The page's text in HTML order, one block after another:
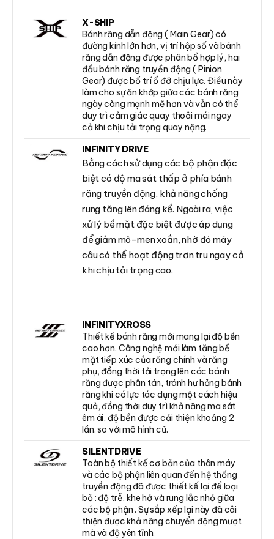
X-SHIP
Bánh răng dẫn động ( Main Gear) có
đường kính lớn hơn, vị trí hộp số và bánh
răng dẫn động được phân bổ hợp lý, hai
đầu bánh răng truyền động ( Pinion
Gear) được bố trí ổ đỡ chịu lực. Điều này
làm cho sự ăn khớp giữa các bánh răng
ngày càng mạnh mẽ hơn và vẫn có thể
duy trì cảm giác quay thoải mái ngay
cả khi chịu tải trọng quay nặng.
INFINITY DRIVE
Bằng cách sử dụng các bộ phận đặc
biệt có độ ma sát thấp ở phía bánh
răng truyền động, khả năng chống
rung tăng lên đáng kể. Ngoài ra, việc
xử lý bề mặt đặc biệt được áp dụng
để giảm mô-men xoắn, nhờ đó máy
câu có thể hoạt động trơn tru ngay cả
khi chịu tải trọng cao.
INFINITYXROSS
Thiết kế bánh răng mới mang lại độ bền
cao hơn. Công nghệ mới làm tăng bề
mặt tiếp xúc của răng chính và răng
phụ, đồng thời tải trọng lên các bánh
răng được phân tán, tránh hư hỏng bánh
răng khi có lực tác dụng một cách hiệu
quả, đồng thời duy trì khả năng ma sát
êm ái, độ bền được cải thiện khoảng 2
lần. so với mô hình cũ.
SILENTDRIVE
Toàn bộ thiết kế cơ bản của thân máy
và các bộ phận liên quan đến hệ thống
truyền động đã được thiết kế lại để loại
bỏ : độ trễ, khe hở và rung lắc nhỏ giữa
các bộ phận . Sự sắp xếp lại này đã cải
thiện được khả năng chuyển động mượt
mà và độ yên tĩnh.